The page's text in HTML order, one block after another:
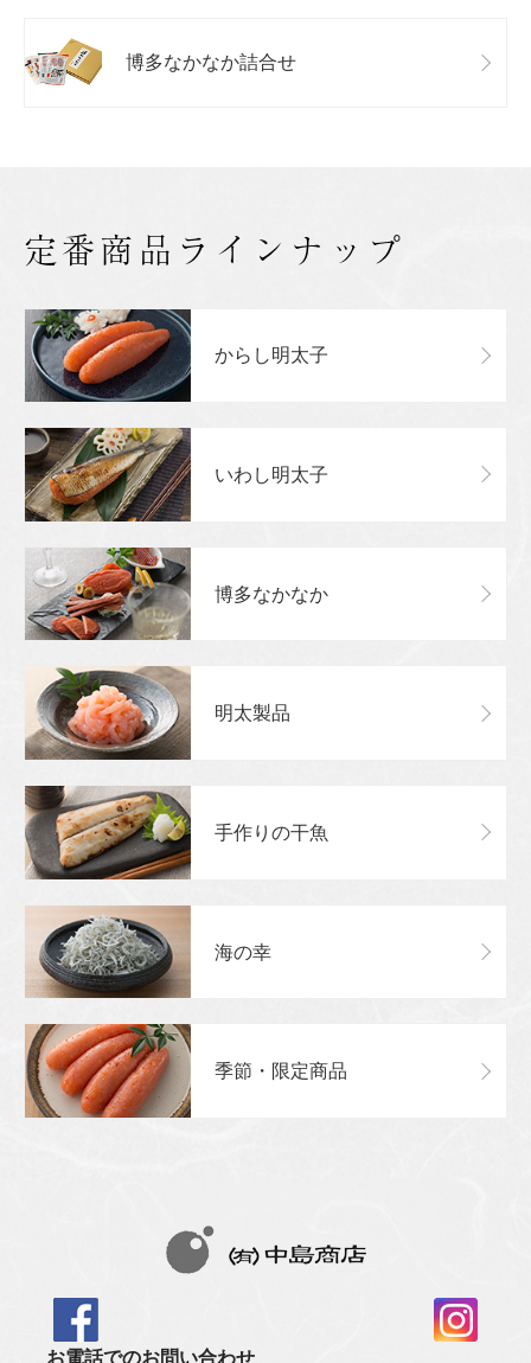
博多なかなか詰合せ
定番商品ラインナップ
からし明太子
いわし明太子
博多なかなか
明太製品
手作りの干魚
海の幸
季節・限定商品
お電話でのお問い合わせ